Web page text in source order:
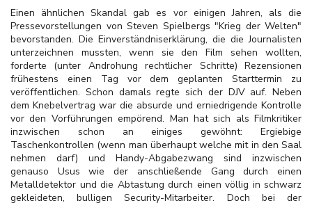
Einen ähnlichen Skandal gab es vor einigen Jahren, als die
Pressevorstellungen von Steven Spielbergs "Krieg der Welten"
bevorstanden. Die Einverständniserklärung, die die Journalisten
unterzeichnen mussten, wenn sie den Film sehen wollten,
forderte (unter Androhung rechtlicher Schritte) Rezensionen
frühestens einen Tag vor dem geplanten Starttermin zu
veröffentlichen. Schon damals regte sich der DJV auf. Neben
dem Knebelvertrag war die absurde und erniedrigende Kontrolle
vor den Vorführungen empörend. Man hat sich als Filmkritiker
inzwischen schon an einiges gewöhnt: Ergiebige
Taschenkontrollen (wenn man überhaupt welche mit in den Saal
nehmen darf) und Handy-Abgabezwang sind inzwischen
genauso Usus wie der anschließende Gang durch einen
Metalldetektor und die Abtastung durch einen völlig in schwarz
gekleideten, bulligen Security-Mitarbeiter. Doch bei der